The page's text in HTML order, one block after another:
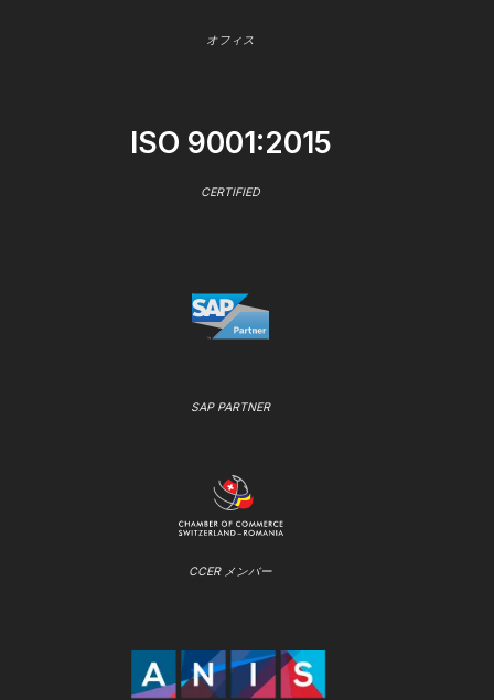
オフィス
ISO 9001:2015
CERTIFIED
SAP PARTNER
CCER メンバー